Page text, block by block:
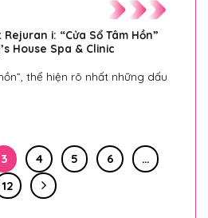
i: “Cửa Sổ Tâm Hồn”
House Spa & Clinic
thể hiện rõ nhất những dấu
3 4 5 6
…
12